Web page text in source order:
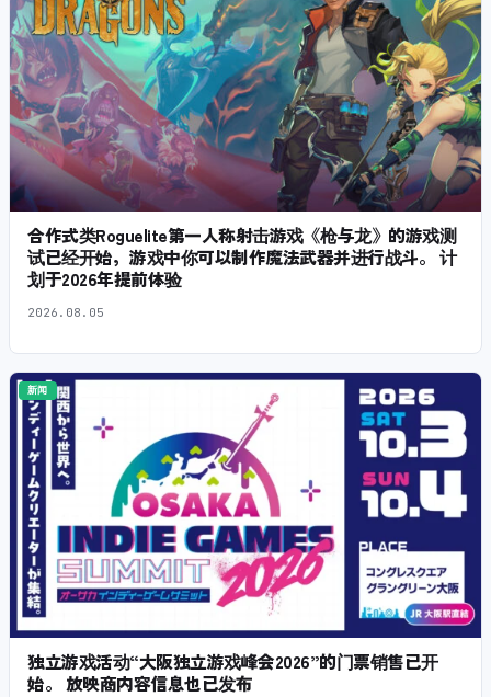
合作式类Roguelite第一人称射击游戏《枪与龙》的游戏测
试已经开始，游戏中你可以制作魔法武器并进行战斗。 计
划于2026年提前体验
2026.08.05
新闻
独立游戏活动“大阪独立游戏峰会2026”的门票销售已开
始。 放映商内容信息也已发布